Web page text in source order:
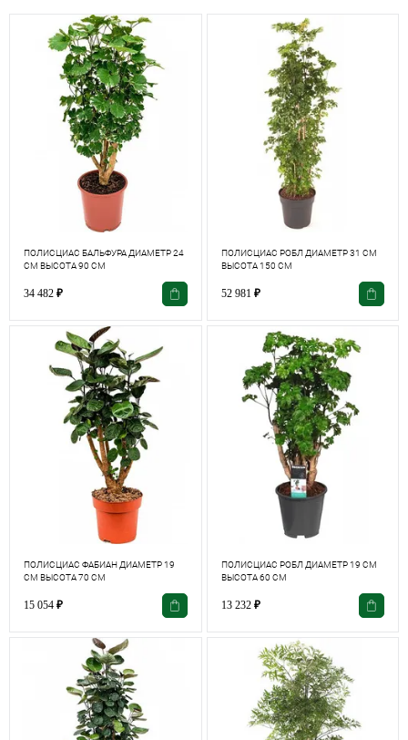
ПОЛИСЦИАС БАЛЬФУРА ДИАМЕТР 24
СМ ВЫСОТА 90 СМ
34 482 ₽
ПОЛИСЦИАС РОБЛ ДИАМЕТР 31 СМ
ВЫСОТА 150 СМ
52 981 ₽
ПОЛИСЦИАС ФАБИАН ДИАМЕТР 19
СМ ВЫСОТА 70 СМ
15 054 ₽
ПОЛИСЦИАС РОБЛ ДИАМЕТР 19 СМ
ВЫСОТА 60 СМ
13 232 ₽